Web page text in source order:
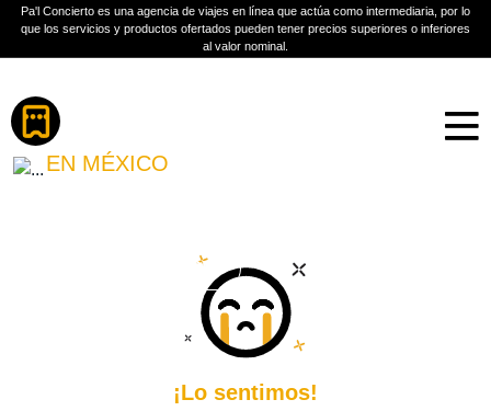
Pa'l Concierto es una agencia de viajes en línea que actúa como intermediaria, por lo
que los servicios y productos ofertados pueden tener precios superiores o inferiores
al valor nominal.
JXDN
EN MÉXICO
Más información
¡Lo sentimos!